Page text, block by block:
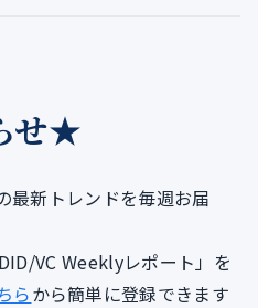
せ★
最新トレンドを毎週お届
VC Weeklyレポート」を
らから簡単に登録できます